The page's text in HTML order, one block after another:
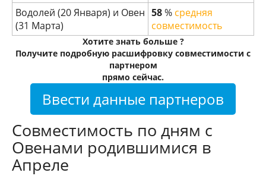
Водолей (20 Января) и Овен
(31 Марта)
58% средняя
совместимость
Хотите знать больше ?
Получите подробную расшифровку совместимости с
партнером
прямо сейчас.
Ввести данные партнеров
Совместимость по дням с
Овенами родившимися в
Апреле